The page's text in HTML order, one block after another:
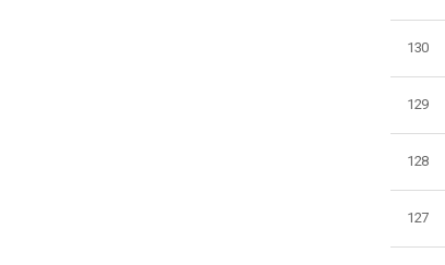
130
129
128
127